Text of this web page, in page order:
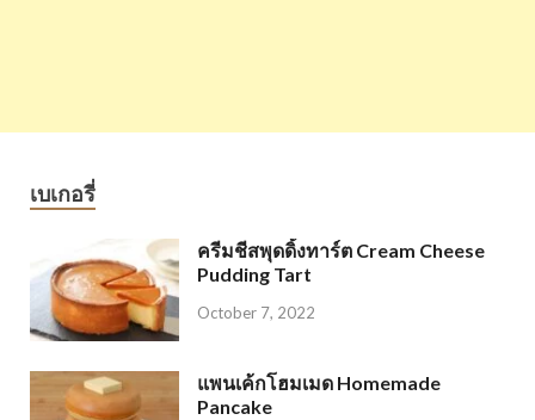
เบเกอรี่
ครีมชีสพุดดิ้งทาร์ต Cream Cheese
Pudding Tart
October 7, 2022
แพนเค้กโฮมเมด Homemade
Pancake